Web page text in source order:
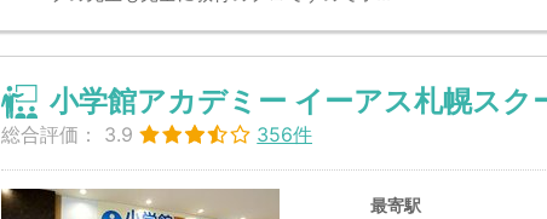
小学館アカデミー イーアス札幌スク
総合評価： 3.9 356件
最寄駅